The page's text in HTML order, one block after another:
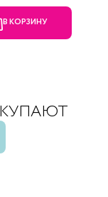
В КОРЗИНУ